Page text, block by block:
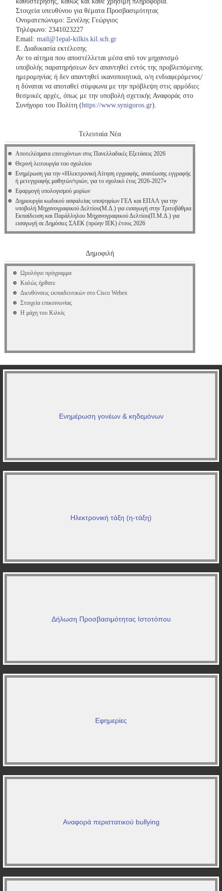
Στοιχεία υπευθύνου για θέματα Προσβασιμότητας
Ονοματεπώνυμο: Ξενέλης Γεώργιος
Τηλέφωνο: 2341023227
Email:mail@1epal-kilkis.kil.sch.gr
Ε. Διαδικασία εκτέλεσης
Αν το αίτημα που αποστέλλεται μέσα από τον μηχανισμό
υποβολής παρατηρήσεων δεν απαντηθεί εντός της προβλεπόμενης
ημερομηνίας ή δεν απαντηθεί ικανοποιητικά, ο/η ενδιαφερόμενος/
η δύναται να αποταθεί σύμφωνα με την πρόβλεψη στις αρμόδιες
θεσμικές αρχές, όπως με την υποβολή σχετικής Αναφοράς στο
Συνήγορο του Πολίτη (https://www.synigoros.gr).
Τελευταία Νέα
Αποτελέσματα επιτυχόντων στις Πανελλαδικές Εξετάσεις 2026
Θερινή λειτουργία του σχολείου
Ενημέρωση για την «Ηλεκτρονική Αίτηση εγγραφής, ανανέωσης εγγραφής
ή μετεγγραφής μαθητών/τριών, για το σχολικό έτος 2026-2027»
Εφαρμογή υπολογισμού μορίων
Δημιουργία κωδικού ασφαλείας υποψηφίων ΓΕΛ και ΕΠΑΛ για την
υποβολή Μηχανογραφικού Δελτίου(Μ.Δ.) για εισαγωγή στην Τριτοβάθμια
Εκπαίδευση και Παράλληλου Μηχανογραφικού Δελτίου(Π.Μ.Δ.) για
εισαγωγή σε Δημόσιες ΣΑΕΚ (πρώην ΙΕΚ) έτους 2026
Δημοφιλή
Ωρολόγιο πρόγραμμα
Καλώς ήρθατε
Διευθύνσεις εκπαιδευτικών στο Cisco Webex
Στοιχεία επικοινωνίας
Η μάχη του Κιλκίς
Ενημέρωση γονέων & κηδεμόνων
Ηλεκτρονική τάξη (η-τάξη)
Δήλωση Προσβασιμότητας Ιστοτόπου
Εφημερίες
Αναφορά περιστατικού bullying